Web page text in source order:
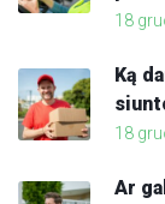
18
Ką
18
Ar